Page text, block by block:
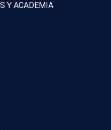
Y ACADEMIA